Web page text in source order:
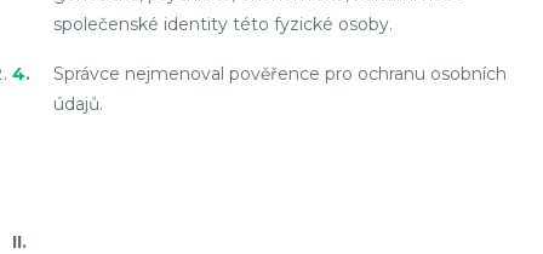
společenské identity této fyzické osoby.
Správce nejmenoval pověřence pro ochranu osobních
údajů.
II.